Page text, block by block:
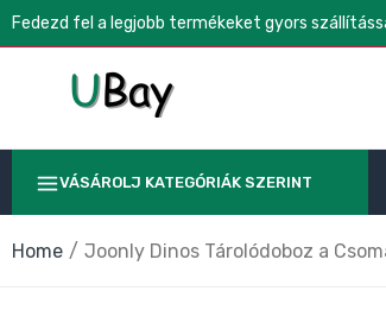
Fedezd fel a legjobb termékeket gyors
VÁSÁROLJ KATEGÓRIÁK SZERINT
Home Joonly Dinos Tárolódoboz a